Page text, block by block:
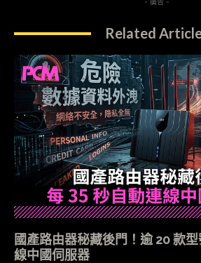
- 廣告 -
Related
國產路由器秘藏後門！逾 20 款
線中國伺服器